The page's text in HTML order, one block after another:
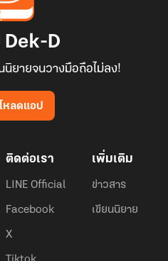
Dek-D
ยายจนวางมือถือไม่ลง!
หลดแอป
ติดต่อเรา
LINE Official
Facebook
X
เพิ่มเติม
ข่าวสาร
เขียนนิยาย